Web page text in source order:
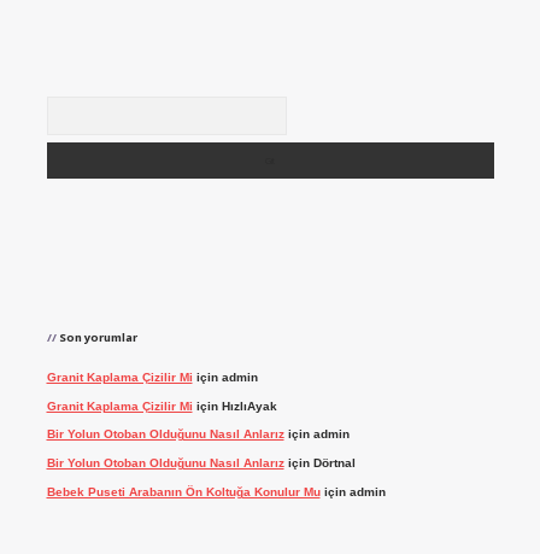
Son yorumlar
Granit Kaplama Çizilir Mi için admin
Granit Kaplama Çizilir Mi için HızlıAyak
Bir Yolun Otoban Olduğunu Nasıl Anlarıziçin admin
Bir Yolun Otoban Olduğunu Nasıl Anlarıziçin Dörtnal
Bebek Puseti Arabanın Ön Koltuğa Konulur Muiçin admin